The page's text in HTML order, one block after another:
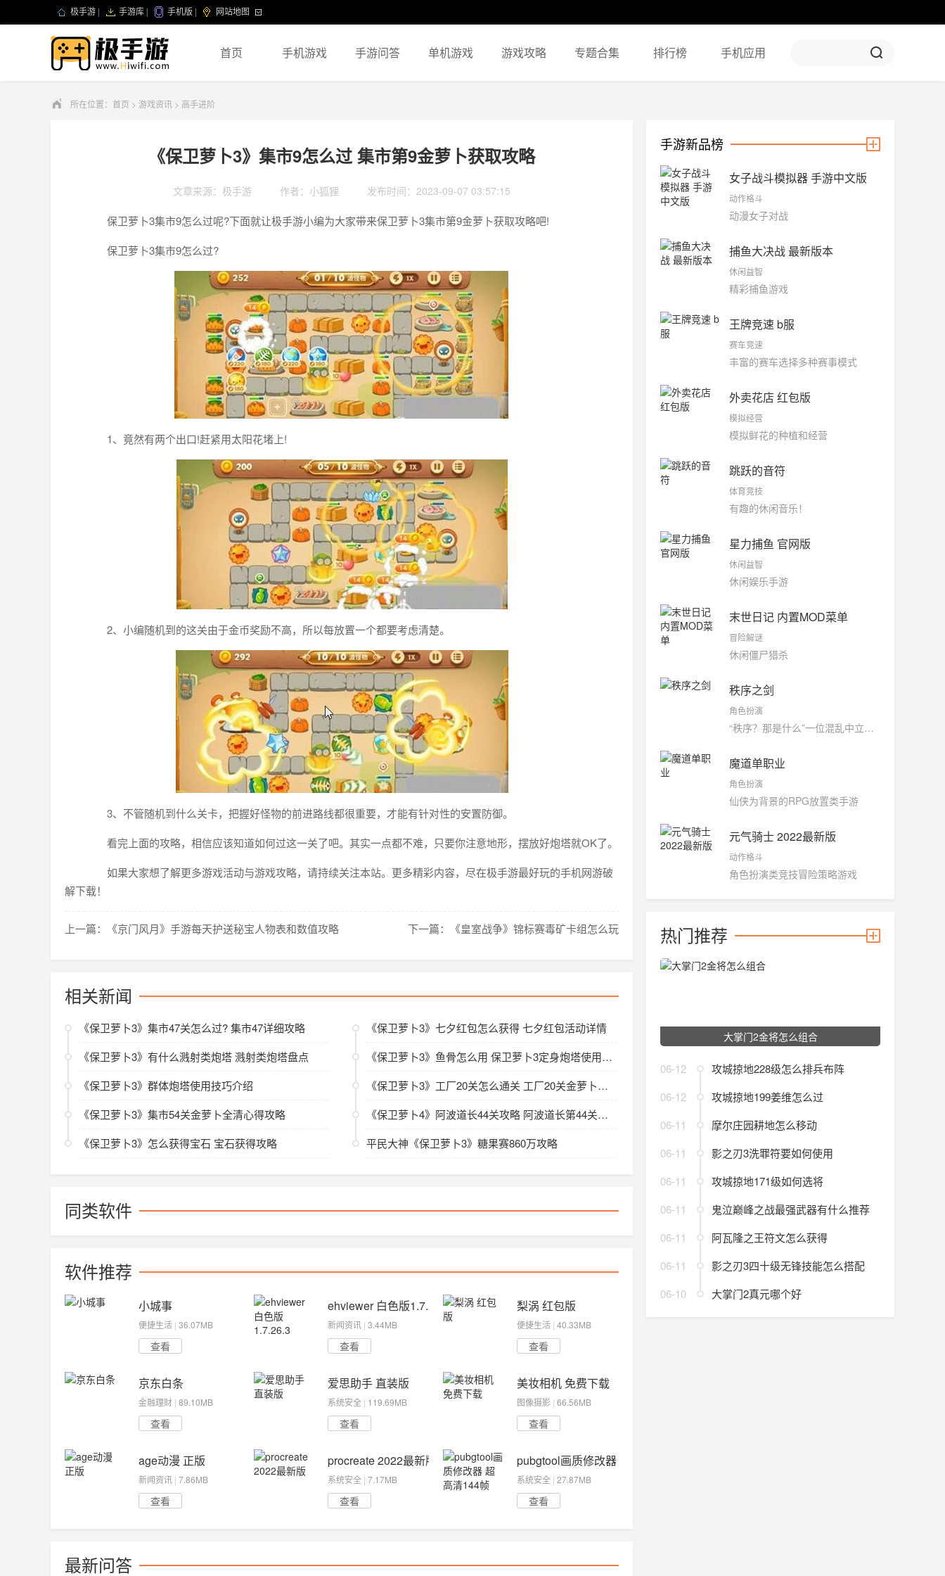
极手游 手游库 手机版 网站地图
首页 手机游戏 手游问答 单机游戏 游戏攻略 专题合集 排行榜 手机应用
所在位置： 首页 > 游戏资讯 > 高手进阶
《保卫萝卜3》集市9怎么过 集市第9金萝卜获取攻略
文章来源：极手游 作者：小狐狸 发布时间：2023-09-07 03:57:15
保卫萝卜3集市9怎么过呢?下面就让极手游小编为大家带来保卫萝卜3集市第9金萝卜获取攻略吧!
保卫萝卜3集市9怎么过?
1、竟然有两个出口!赶紧用太阳花堵上!
2、小编随机到的这关由于金币奖励不高，所以每放置一个都要考虑清楚。
3、不管随机到什么关卡，把握好怪物的前进路线都很重要，才能有针对性的安置防御。
看完上面的攻略，相信应该知道如何过这一关了吧。其实一点都不难，只要你注意地形，摆放好炮塔就OK了。
如果大家想了解更多游戏活动与游戏攻略，请持续关注本站。更多精彩内容，尽在极手游最好玩的手机网游破
解下载！
上一篇：《京门风月》手游每天护送秘宝人物表和数值攻略 下一篇：《皇室战争》锦标赛毒矿卡组怎么玩
相关新闻
《保卫萝卜3》集市47关怎么过? 集市47详细攻略
《保卫萝卜3》有什么溅射类炮塔 溅射类炮塔盘点
《保卫萝卜3》群体炮塔使用技巧介绍
《保卫萝卜3》集市54关金萝卜全清心得攻略
《保卫萝卜3》怎么获得宝石 宝石获得攻略
《保卫萝卜3》七夕红包怎么获得 七夕红包活动详情
《保卫萝卜3》鱼骨怎么用 保卫萝卜3定身炮塔使用攻略
《保卫萝卜3》工厂20关怎么通关 工厂20关金萝卜攻略
《保卫萝卜4》阿波道长44关攻略 阿波道长第44关图解一览
平民大神《保卫萝卜3》糖果赛860万攻略
同类软件
软件推荐
小城事
便捷生活 | 36.07MB
查看
ehviewer 白色版1.7.26.3
新闻资讯 | 3.44MB
查看
梨涡 红包版
便捷生活 | 40.33MB
查看
京东白条
金融理财 | 89.10MB
查看
爱思助手 直装版
系统安全 | 119.69MB
查看
美妆相机 免费下载
图像摄影 | 66.56MB
查看
age动漫 正版
新闻资讯 | 7.86MB
查看
procreate 2022最新版
系统安全 | 7.17MB
查看
pubgtool画质修改器 超高清144帧
系统安全 | 27.87MB
查看
最新问答
手游新品榜
女子战斗模拟器 手游中文版
动作格斗
动漫女子对战
捕鱼大决战 最新版本
休闲益智
精彩捕鱼游戏
王牌竞速 b服
赛车竞速
丰富的赛车选择多种赛事模式
外卖花店 红包版
模拟经营
模拟鲜花的种植和经营
跳跃的音符
体育竞技
有趣的休闲音乐！
星力捕鱼 官网版
休闲益智
休闲娱乐手游
末世日记 内置MOD菜单
冒险解谜
休闲僵尸猎杀
秩序之剑
角色扮演
“秩序？那是什么”一位混乱中立疑问到
魔道单职业
角色扮演
仙侠为背景的RPG放置类手游
元气骑士 2022最新版
动作格斗
角色扮演类竞技冒险策略游戏
热门推荐
大掌门2金将怎么组合
06-12
攻城掠地228级怎么排兵布阵
06-12
攻城掠地199姜维怎么过
06-11
摩尔庄园耕地怎么移动
06-11
影之刃3洗罪符要如何使用
06-11
攻城掠地171级如何选将
06-11
鬼泣巅峰之战最强武器有什么推荐
06-11
阿瓦隆之王符文怎么获得
06-11
影之刃3四十级无锋技能怎么搭配
06-10
大掌门2真元哪个好